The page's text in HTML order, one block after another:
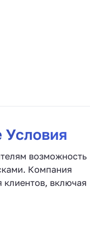
Условия
возможность
Компания
клиентов, включая